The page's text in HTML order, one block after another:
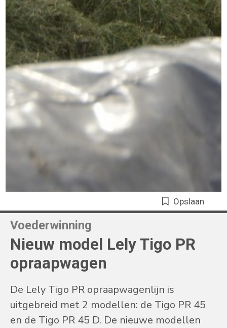
Opslaan
Voederwinning
Nieuw model Lely Tigo PR
opraapwagen
De Lely Tigo PR opraapwagenlijn is
uitgebreid met 2 modellen: de Tigo PR 45
en de Tigo PR 45 D. De nieuwe modellen